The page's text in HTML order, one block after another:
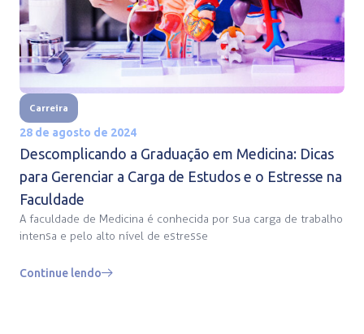
Carreira
28 de agosto de 2024
Descomplicando a Graduação em Medicina: Dicas
para Gerenciar a Carga de Estudos e o Estresse na
Faculdade
A faculdade de Medicina é conhecida por sua carga de trabalho
intensa e pelo alto nível de estresse
Continue lendo